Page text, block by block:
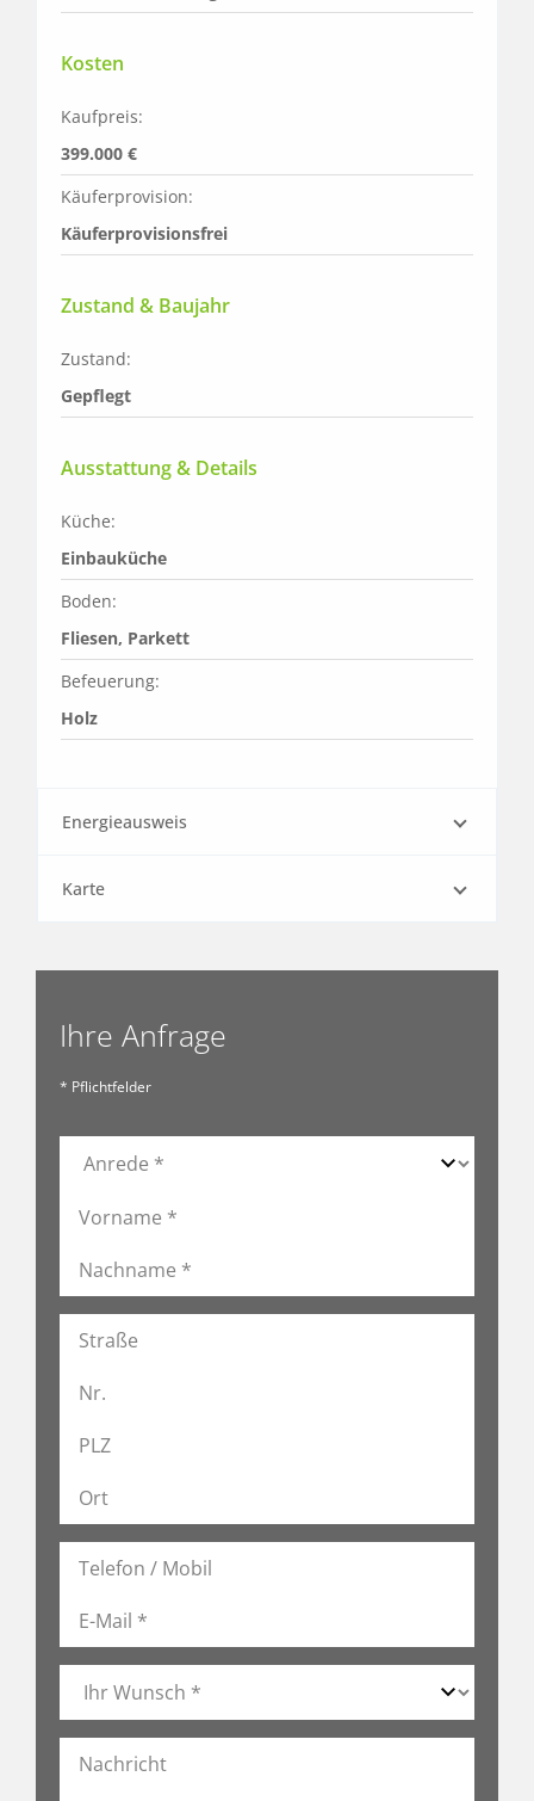
Kosten
Kaufpreis:
399.000 €
Käuferprovision:
Käuferprovisionsfrei
Zustand & Baujahr
Zustand:
Gepflegt
Ausstattung & Details
Küche:
Einbauküche
Boden:
Fliesen, Parkett
Befeuerung:
Holz
Energieausweis
Karte
Ihre Anfrage
* Pflichtfelder